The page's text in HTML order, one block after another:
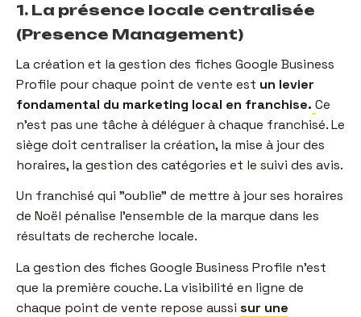
1. La présence locale centralisée
(Presence Management)
La création et la gestion des fiches Google Business
Profile pour chaque point de vente est un levier
fondamental du marketing local en franchise. Ce
n'est pas une tâche à déléguer à chaque franchisé. Le
siège doit centraliser la création, la mise à jour des
horaires, la gestion des catégories et le suivi des avis.
Un franchisé qui "oublie" de mettre à jour ses horaires
de Noël pénalise l'ensemble de la marque dans les
résultats de recherche locale.
La gestion des fiches Google Business Profile n'est
que la première couche. La visibilité en ligne de
chaque point de vente repose aussi sur une